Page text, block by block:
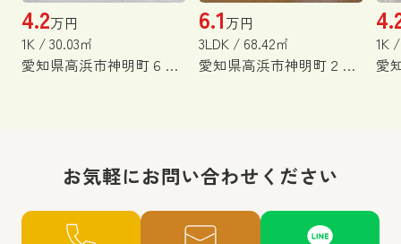
4.2万円
1K / 30.03㎡
愛知県高浜市神明町６丁目3-18
6.1万円
3LDK / 68.42㎡
愛知県高浜市神明町２丁目
1K
お気軽にお問い合わせください